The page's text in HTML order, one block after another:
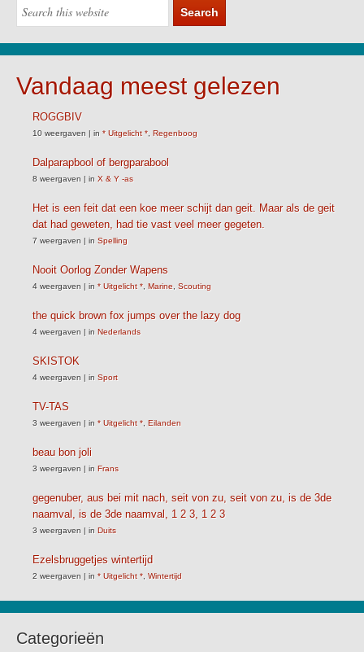
Vandaag meest gelezen
ROGGBIV
10 weergaven | in * Uitgelicht * Regenboog
Dalparapbool of bergparabool
8 weergaven | in X & Y -as
Het is een feit dat een koe meer schijt dan geit. Maar als de geit
dat had geweten, had tie vast veel meer gegeten.
7 weergaven | in Spelling
Nooit Oorlog Zonder Wapens
4 weergaven | in * Uitgelicht * Marine Scouting
the quick brown fox jumps over the lazy dog
4 weergaven | in Nederlands
SKISTOK
4 weergaven | in Sport
TV-TAS
3 weergaven | in * Uitgelicht * Eilanden
beau bon joli
3 weergaven | in Frans
gegenuber, aus bei mit nach, seit von zu, seit von zu, is de 3de
naamval, is de 3de naamval, 1 2 3, 1 2 3
3 weergaven | in Duits
Ezelsbruggetjes wintertijd
2 weergaven | in * Uitgelicht * Wintertijd
Categorieën